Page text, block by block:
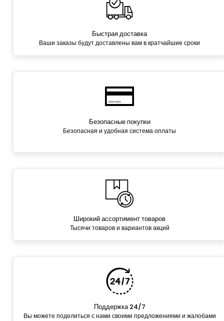
Быстрая доставка
Ваши заказы будут доставлены вам в кратчайшие сроки
Безопасные покупки
Безопасная и удобная система оплаты
Широкий ассортимент товаров
Тысячи товаров и вариантов акций
Поддержка 24/7
Вы можете поделиться с нами своими предложениями и жалобами